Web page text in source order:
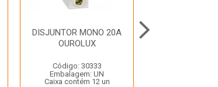
DISJUNTOR MONO 20A
OUROLUX
Código: 30333
Embalagem: UN
Caixa contém 12 un